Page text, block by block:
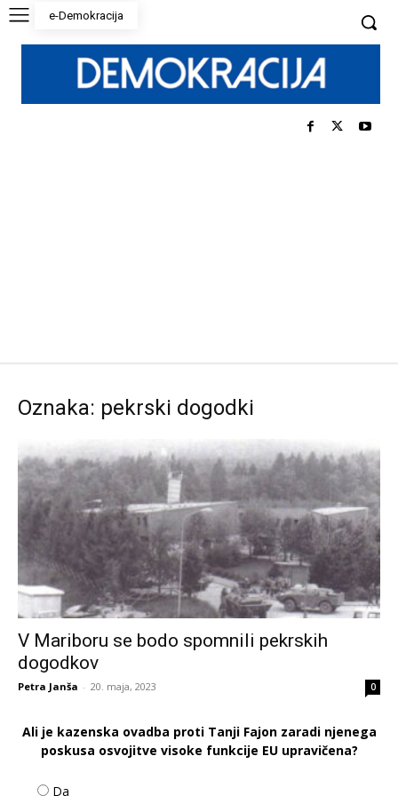
e-Demokracija
Oznaka: pekrski dogodki
V Mariboru se bodo spomnili pekrskih
dogodkov
Petra Janša - 20. maja, 2023 0
Ali je kazenska ovadba proti Tanji Fajon zaradi njenega
poskusa osvojitve visoke funkcije EU upravičena?
Da